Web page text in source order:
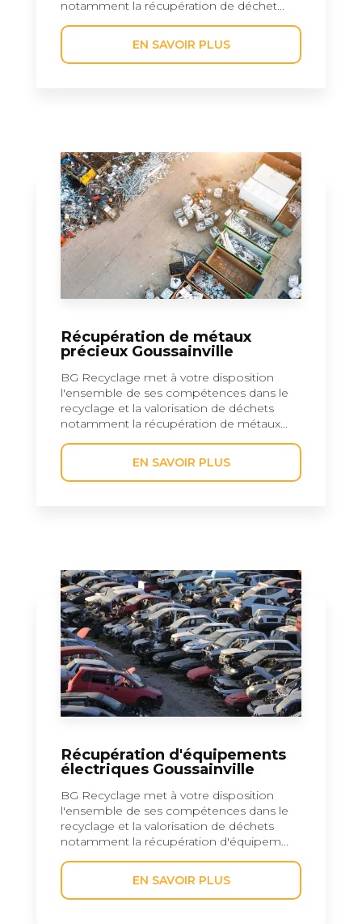
notamment la récupération de déchet...
EN SAVOIR PLUS
Récupération de métaux
précieux Goussainville
BG Recyclage met à votre disposition
l'ensemble de ses compétences dans le
recyclage et la valorisation de déchets
notamment la récupération de métaux...
EN SAVOIR PLUS
Récupération d'équipements
électriques Goussainville
BG Recyclage met à votre disposition
l'ensemble de ses compétences dans le
recyclage et la valorisation de déchets
notamment la récupération d'équipem...
EN SAVOIR PLUS